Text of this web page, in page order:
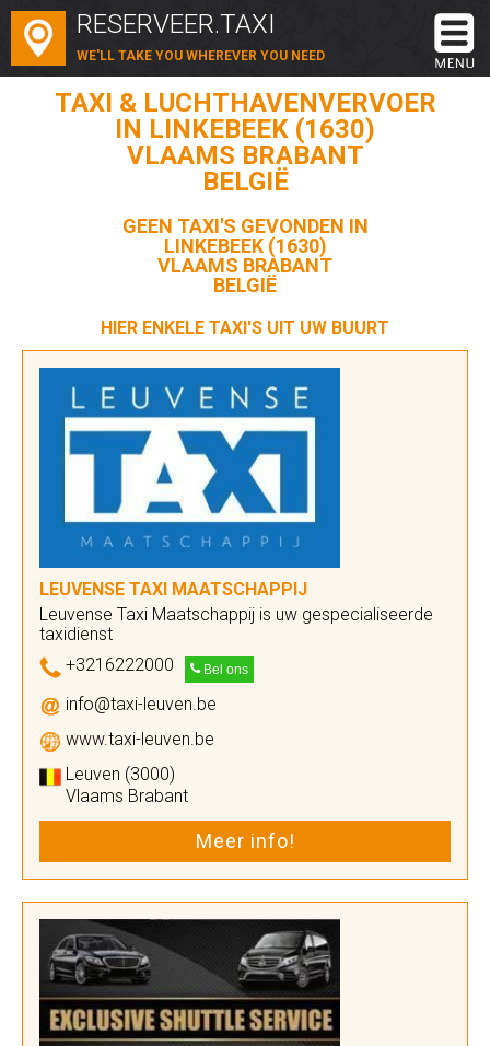
RESERVEER.TAXI
WE'LL TAKE YOU WHEREVER YOU NEED
TAXI & LUCHTHAVENVERVOER
IN LINKEBEEK (1630)
VLAAMS BRABANT
BELGIË
GEEN TAXI'S GEVONDEN IN
LINKEBEEK (1630)
VLAAMS BRABANT
BELGIË
HIER ENKELE TAXI'S UIT UW BUURT
LEUVENSE TAXI MAATSCHAPPIJ
Leuvense Taxi Maatschappij is uw gespecialiseerde
taxidienst
+3216222000
Bel ons
info@taxi-leuven.be
www.taxi-leuven.be
Leuven (3000)
Vlaams Brabant
Meer info!